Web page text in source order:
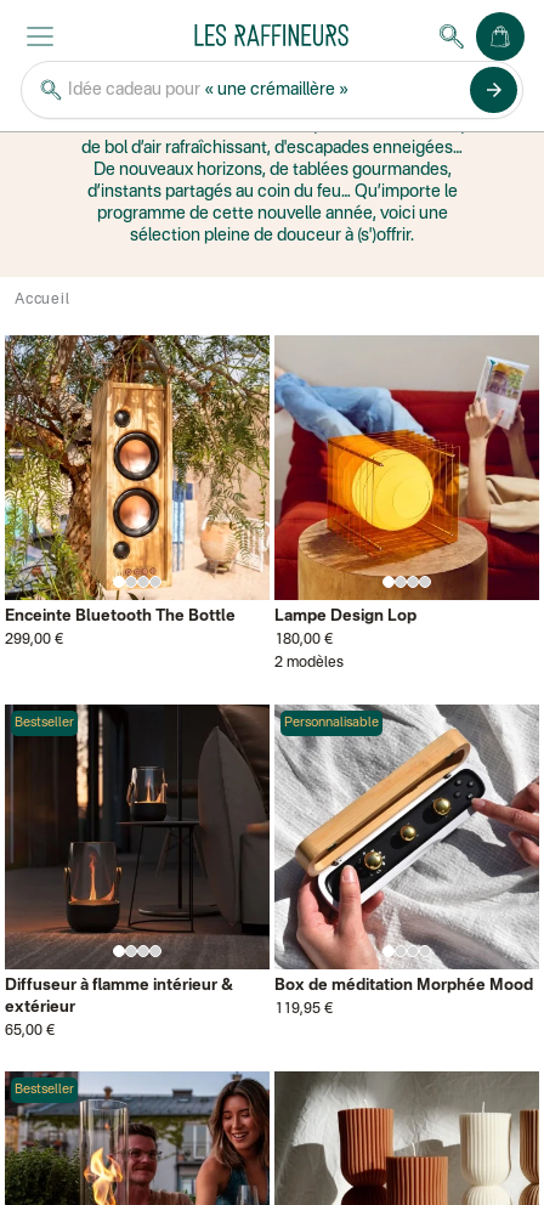
Idée cadeau pour « une crémaillère » arrow_forward
Cocooning& CHILL
Nos idées cadeaux détente
de bol d’air rafraîchissant, d'escapades enneigées…
De nouveaux horizons, de tablées gourmandes,
d’instants partagés au coin du feu… Qu’importe le
programme de cette nouvelle année, voici une
sélection pleine de douceur à (s')offrir.
Accueil
Enceinte Bluetooth The Bottle
299,00 €
Lampe Design Lop
180,00 €
2 modèles
Bestseller
Diffuseur à flamme intérieur &
extérieur
65,00 €
Personnalisable
Box de méditation Morphée Mood
119,95 €
Bestseller